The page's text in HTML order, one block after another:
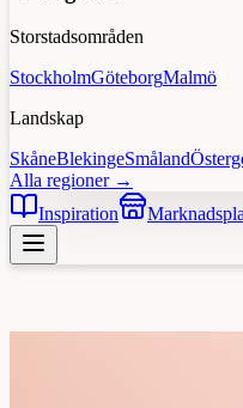
Storstadsområden
StockholmGöteborgMalmö
Landskap
SkåneBlekingeSmåland
Alla regioner →
Inspiration